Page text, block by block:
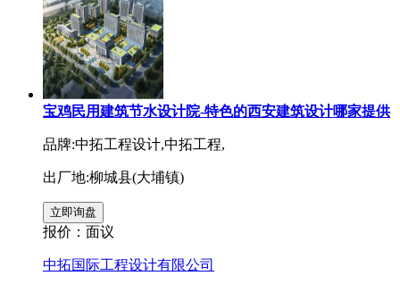
宝鸡民用建筑节水设计院-特色的西安建筑设计哪家提供
品牌:中拓工程设计,中拓工程,
出厂地:柳城县(大埔镇)
报价： 面议
中拓国际工程设计有限公司